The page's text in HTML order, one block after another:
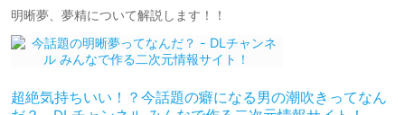
明晰夢、夢精について解説します！！
超絶気持ちいい！？今話題の癖になる男の潮吹きってなん